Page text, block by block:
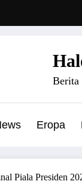
Berita
Eropa
Piala Presiden